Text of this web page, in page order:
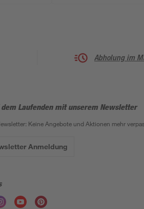
Abholung im
Laufenden mit unserem Newsletter
Keine Angebote und Aktionen mehr
Anmeldung